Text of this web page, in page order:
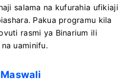
salama na kufurahia ufikiaji
Pakua programu kila
rasmi ya Binarium ili
uaminifu.
Maswali